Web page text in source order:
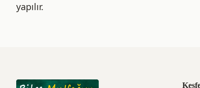
yapılır.